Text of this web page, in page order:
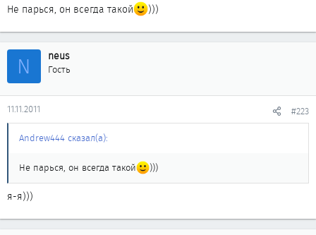
Не парься, он всегда такой )))
N neus
Гость
11.11.2011 #223
Andrew444 сказал(а):
Не парься, он всегда такой )))
я-я)))